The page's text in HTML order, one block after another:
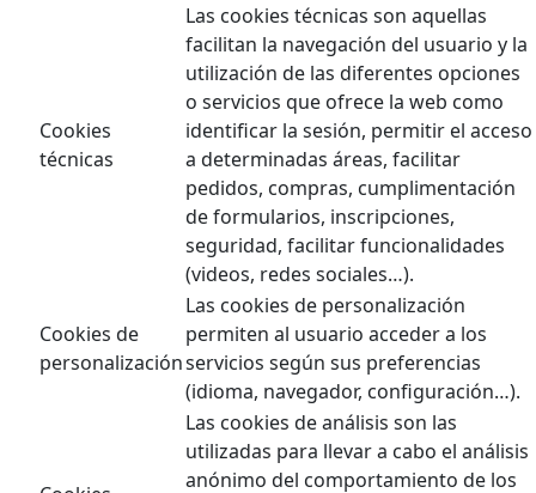
Cookies
técnicas
Las cookies técnicas son aquellas
facilitan la navegación del usuario y la
utilización de las diferentes opciones
o servicios que ofrece la web como
identificar la sesión, permitir el acceso
a determinadas áreas, facilitar
pedidos, compras, cumplimentación
de formularios, inscripciones,
seguridad, facilitar funcionalidades
(videos, redes sociales…).
Cookies de
personalización
Las cookies de personalización
permiten al usuario acceder a los
servicios según sus preferencias
(idioma, navegador, configuración…).
Las cookies de análisis son las
utilizadas para llevar a cabo el análisis
anónimo del comportamiento de los